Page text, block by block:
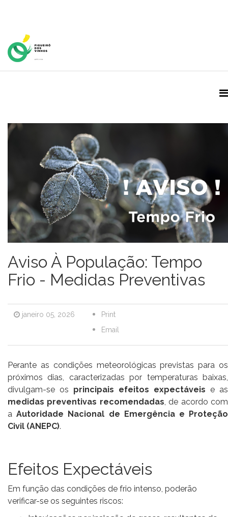
Aviso À População: Tempo
Frio - Medidas Preventivas
janeiro 05, 2026
Print
Email
Perante as condições meteorológicas previstas para os
próximos dias, caracterizadas por temperaturas baixas,
divulgam-se os principais efeitos expectáveis e as
medidas preventivas recomendadas , de acordo com
aAutoridade Nacional de Emergência e Proteção
Civil (ANEPC).
Efeitos Expectáveis
Em função das condições de frio intenso, poderão
verificar-se os seguintes riscos: